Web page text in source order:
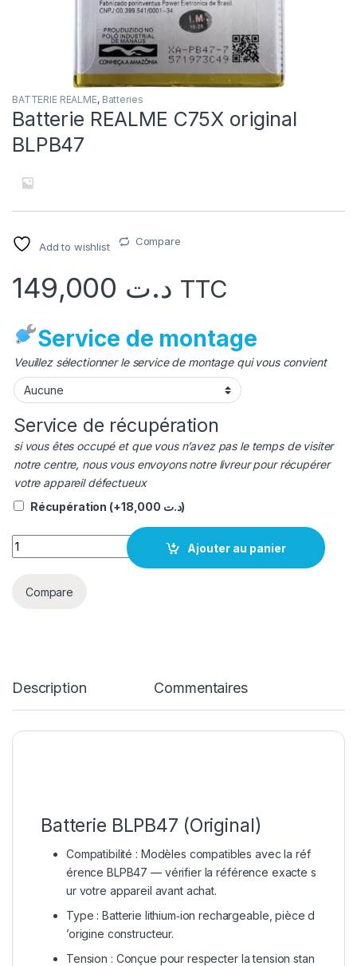
BATTERIE REALME, Batteries
Batterie REALME C75X original
BLPB47
Add to wishlist Compare
د.ت TTC
Service de montage
Veuillez sélectionner le service de montage qui vous convient
Service de récupération
si vous êtes occupé et que vous n’avez pas le temps de visiter
notre centre, nous vous envoyons notre livreur pour récupérer
votre appareil défectueux
Récupération (+ د.ت)
quantité Batterie REALME C75X original BLPB47
Ajouter au panier
Compare
Description Commentaires
Batterie BLPB47 (Original)
Compatibilité : Modèles compatibles avec la réf
érence BLPB47 — vérifier la référence exacte s
ur votre appareil avant achat.
Type : Batterie lithium‑ion rechargeable, pièce d
’origine constructeur.
Tension : Conçue pour respecter la tension stan